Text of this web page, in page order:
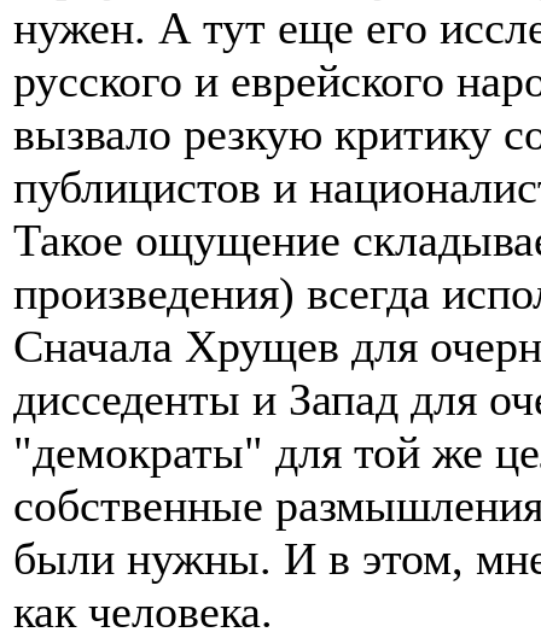
нужен. А тут еще его
русского и еврейского
вызвало резкую критику
публицистов и
Такое ощущение
произведения) всегда
Сначала Хрущев для
дисседенты и Запад для
"демократы" для той же
собственные
были нужны. И в этом, мне
как человека.